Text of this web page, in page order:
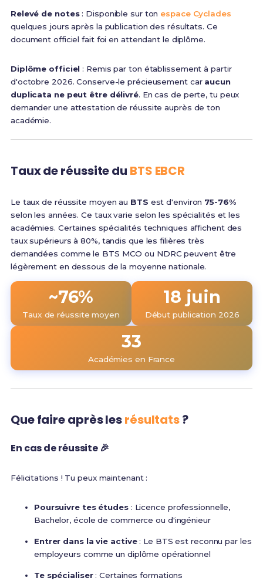
Relevé de notes: Disponible sur ton espace Cyclades
quelques jours après la publication des résultats. Ce
document officiel fait foi en attendant le diplôme.
Diplôme officiel : Remis par ton établissement à partir
d'octobre 2026. Conserve-le précieusement car aucun
duplicata ne peut être délivré. En cas de perte, tu peux
demander une attestation de réussite auprès de ton
académie.
Taux de réussite du BTS EBCR
Le taux de réussite moyen au BTS est d'environ 75-76%
selon les années. Ce taux varie selon les spécialités et les
académies. Certaines spécialités techniques affichent des
taux supérieurs à 80%, tandis que les filières très
demandées comme le BTS MCO ou NDRC peuvent être
légèrement en dessous de la moyenne nationale.
~76%
Taux de réussite moyen
18 juin
Début publication 2026
33
Académies en France
Que faire après lesrésultats?
En cas de réussite 🎉
Félicitations ! Tu peux maintenant :
Poursuivre tes études: Licence professionnelle,
Bachelor, école de commerce ou d'ingénieur
Entrer dans la vie active: Le BTS est reconnu par les
employeurs comme un diplôme opérationnel
Te spécialiser: Certaines formations